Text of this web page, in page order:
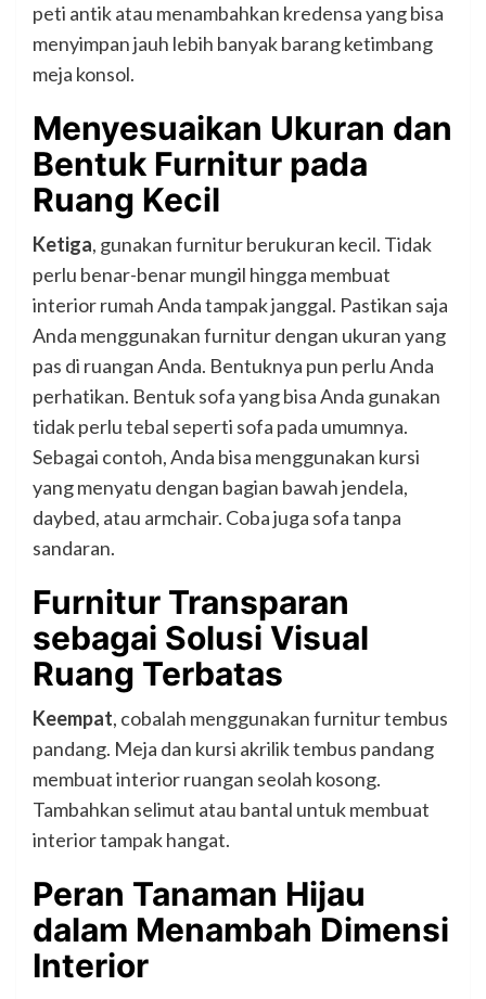
peti antik atau menambahkan kredensa yang bisa
menyimpan jauh lebih banyak barang ketimbang
meja konsol.
Menyesuaikan Ukuran dan
Bentuk Furnitur pada
Ruang Kecil
Ketiga, gunakan furnitur berukuran kecil. Tidak
perlu benar-benar mungil hingga membuat
interior rumah Anda tampak janggal. Pastikan saja
Anda menggunakan furnitur dengan ukuran yang
pas di ruangan Anda. Bentuknya pun perlu Anda
perhatikan. Bentuk sofa yang bisa Anda gunakan
tidak perlu tebal seperti sofa pada umumnya.
Sebagai contoh, Anda bisa menggunakan kursi
yang menyatu dengan bagian bawah jendela,
daybed, atau armchair. Coba juga sofa tanpa
sandaran.
Furnitur Transparan
sebagai Solusi Visual
Ruang Terbatas
Keempat, cobalah menggunakan furnitur tembus
pandang. Meja dan kursi akrilik tembus pandang
membuat interior ruangan seolah kosong.
Tambahkan selimut atau bantal untuk membuat
interior tampak hangat.
Peran Tanaman Hijau
dalam Menambah Dimensi
Interior